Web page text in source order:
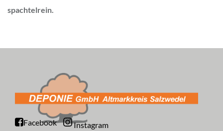
spachtelrein.
Facebook Instagram